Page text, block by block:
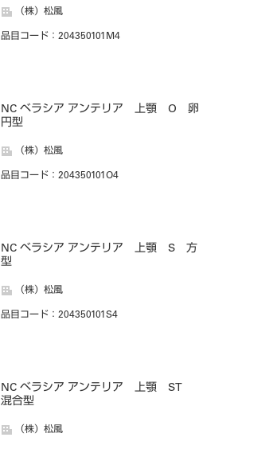
（株）松風
品目コード ：204350101M4
NC ベラシア アンテリア 上顎 O 卵
円型
（株）松風
品目コード ：204350101O4
NC ベラシア アンテリア 上顎 S 方
型
（株）松風
品目コード ：204350101S4
NC ベラシア アンテリア 上顎 ST
混合型
（株）松風